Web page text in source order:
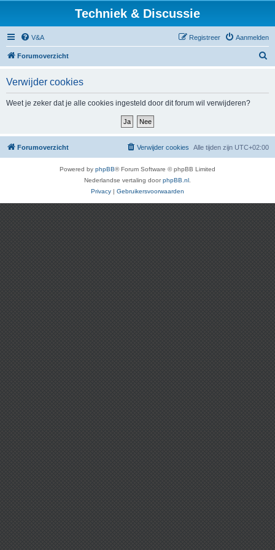
Techniek & Discussie
V&A Aanmelden
Registreer
Forumoverzicht
Verwijder cookies
Weet je zeker dat je alle cookies ingesteld door dit forum wil verwijderen?
Forumoverzicht Alle tijden zijn UTC+02:00
Verwijder cookies
Powered by phpBB® Forum Software © phpBB Limited
Nederlandse vertaling doorphpBB.nl
Privacy | Gebruikersvoorwaarden